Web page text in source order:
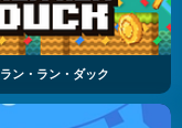
ラン・ラン・ダック